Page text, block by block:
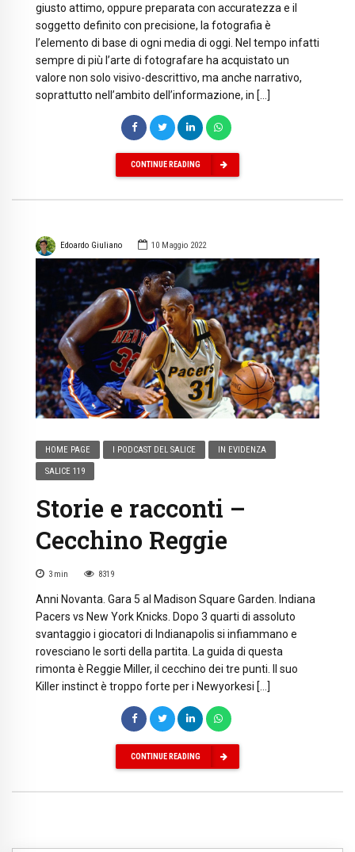
giusto attimo, oppure preparata con accuratezza e il
soggetto definito con precisione, la fotografia è
l’elemento di base di ogni media di oggi. Nel tempo infatti
sempre di più l’arte di fotografare ha acquistato un
valore non solo visivo-descrittivo, ma anche narrativo,
soprattutto nell’ambito dell’informazione, in […]
CONTINUE READING
Edoardo Giuliano 10 Maggio 2022
HOME PAGE I PODCAST DEL SALICE IN EVIDENZA
SALICE 119
Storie e racconti –
Cecchino Reggie
3 min 8319
Anni Novanta. Gara 5 al Madison Square Garden. Indiana
Pacers vs New York Knicks. Dopo 3 quarti di assoluto
svantaggio i giocatori di Indianapolis si infiammano e
rovesciano le sorti della partita. La guida di questa
rimonta è Reggie Miller, il cecchino dei tre punti. Il suo
Killer instinct è troppo forte per i Newyorkesi […]
CONTINUE READING